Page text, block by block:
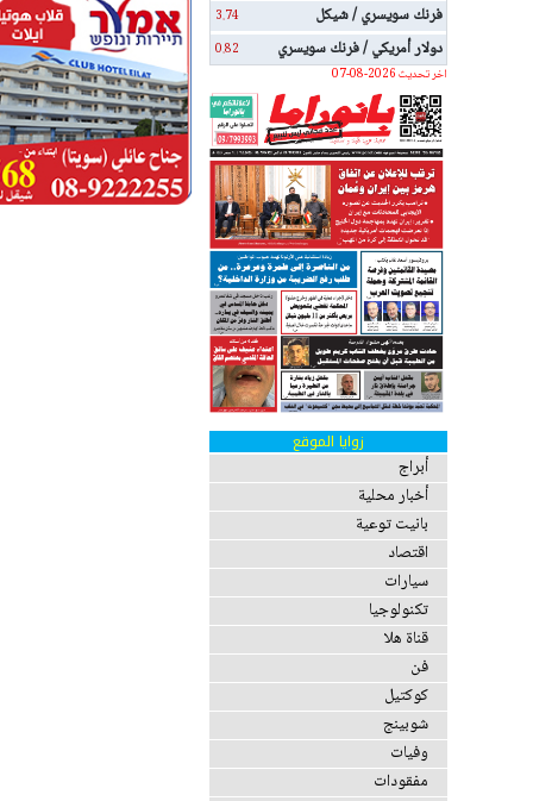
فرنك سويسري / شيكل 3.74
دولار أمريكي / فرنك سويسري
0.82
اخر تحديث 2026-08-07
زوايا الموقع
أبراج
أخبار محلية
بانيت توعية
اقتصاد
سيارات
تكنولوجيا
قناة هلا
فن
كوكتيل
شوبينج
وفيات
مفقودات